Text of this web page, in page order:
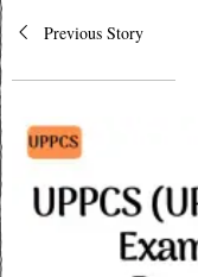
Post
navigation
Previous Story